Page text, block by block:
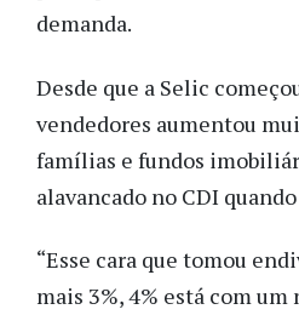
demanda.
Desde que a Selic
vendedores aumentou
famílias e fundos
alavancado no CDI
“Esse cara que tomou
mais 3%, 4% está com um